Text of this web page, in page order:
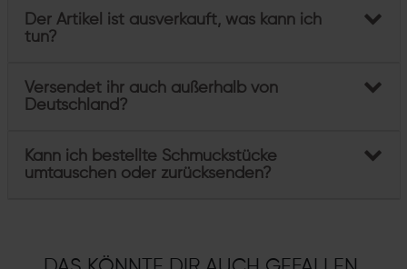
Der Artikel ist ausverkauft, was kann ich
tun?
Versendet ihr auch außerhalb von
Deutschland?
Kann ich bestellte Schmuckstücke
umtauschen oder zurücksenden?